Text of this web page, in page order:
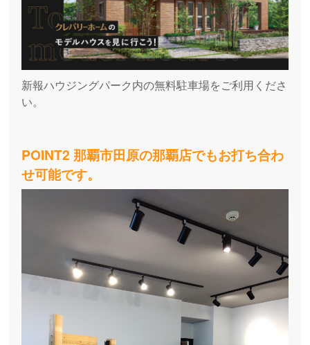
新報ハウジングパーク内の無料駐車場をご利用くださ
い。
POINT2 那覇市田原の那覇店でもお打ち合わ
せ可能です。